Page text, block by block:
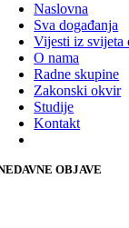
Naslovna
Sva događanja
Vijesti iz svijeta
O nama
Radne skupine
Zakonski okvir
Studije
Kontakt
OBJAVE